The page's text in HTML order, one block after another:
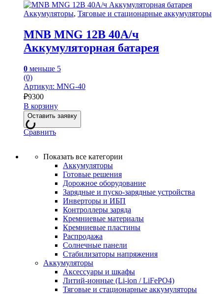
Аккумуляторы, Тяговые и стационарные аккумуляторы
MNB MNG 12В 40А/ч
Аккумуляторная батарея
0 меньше 5
(0)
Артикул: MNG-40
₽9300
В корзину
Оставить заявку
Сравнить
Показать все категории
Аккумуляторы
Готовые решения
Дорожное оборудование
Зарядные и пуско-зарядные устройства
Инверторы и ИБП
Контроллеры заряда
Кремниевые материалы
Кремниевые пластины
Распродажа
Солнечные панели
Стабилизаторы напряжения
Аккумуляторы
Аксессуары и шкафы
Литий-ионные (Li-ion / LiFePO4)
Тяговые и стационарные аккумуляторы